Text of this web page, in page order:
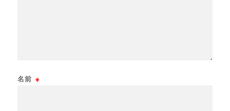
名前 ※